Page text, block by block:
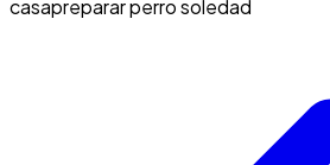
casapreparar perro soledad